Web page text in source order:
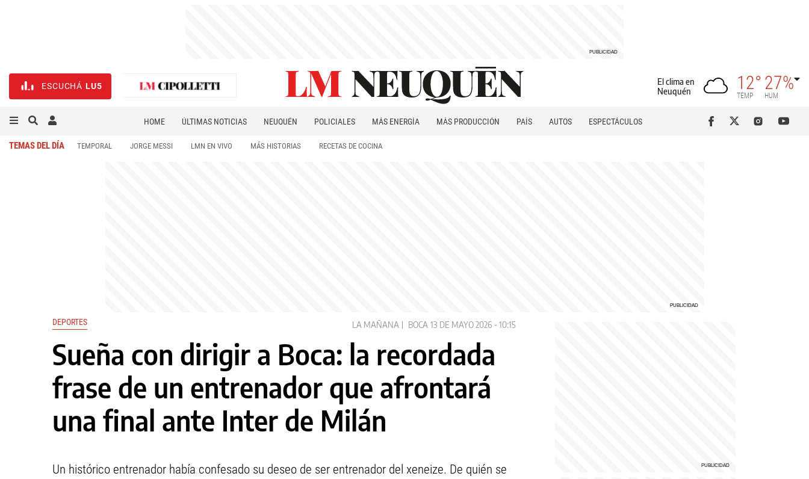
ESCUCHÁ LU5
El clima en
Neuquén
12°
TEMP
27%
HUM
HOME ÚLTIMAS NOTICIAS NEUQUÉN POLICIALES MÁS ENERGÍA MÁS PRODUCCIÓN PAÍS AUTOS
ESPECTÁCULOS
TEMAS DEL DÍA TEMPORAL JORGE MESSI LMN EN VIVO MÁS HISTORIAS RECETAS DE COCINA
DEPORTES LA MAÑANA BOCA 13 DE MAYO 2026 - 10:15
Sueña con dirigir a Boca: la recordada
frase de un entrenador que afrontará
una final ante Inter de Milán
Un histórico entrenador había confesado su deseo de ser entrenador del xeneize. De quién se